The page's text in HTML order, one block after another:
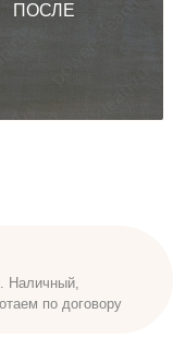
ПОСЛЕ
Наличный,
по договору